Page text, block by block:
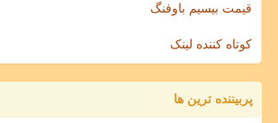
قیمت بیسیم باوفنگ
کوتاه کننده لینک
پربیننده ترین ها